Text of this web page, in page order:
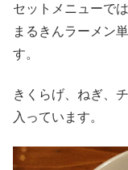
セットメニューで
まるきんラーメン
す。
きくらげ、ねぎ、
入っています。